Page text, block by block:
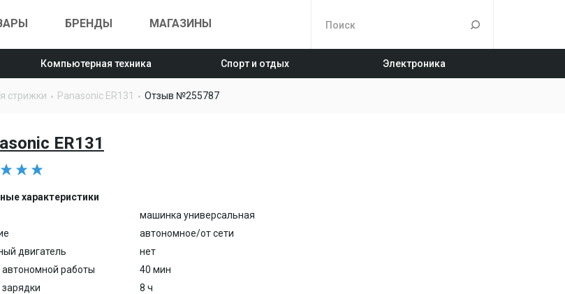
БРЕНДЫ МАГАЗИНЫ
Компьютерная техника Спорт и отдых Электроника
стрижки Panasonic ER131 Отзыв №255787
ER131
характеристики
машинка универсальная
автономное/от сети
двигатель
нет
работы
40 мин
8 ч